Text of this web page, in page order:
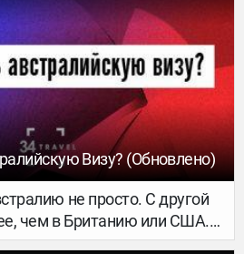
Визу? (обновлено)
не просто. С другой
чем в Британию или США.
гарантия